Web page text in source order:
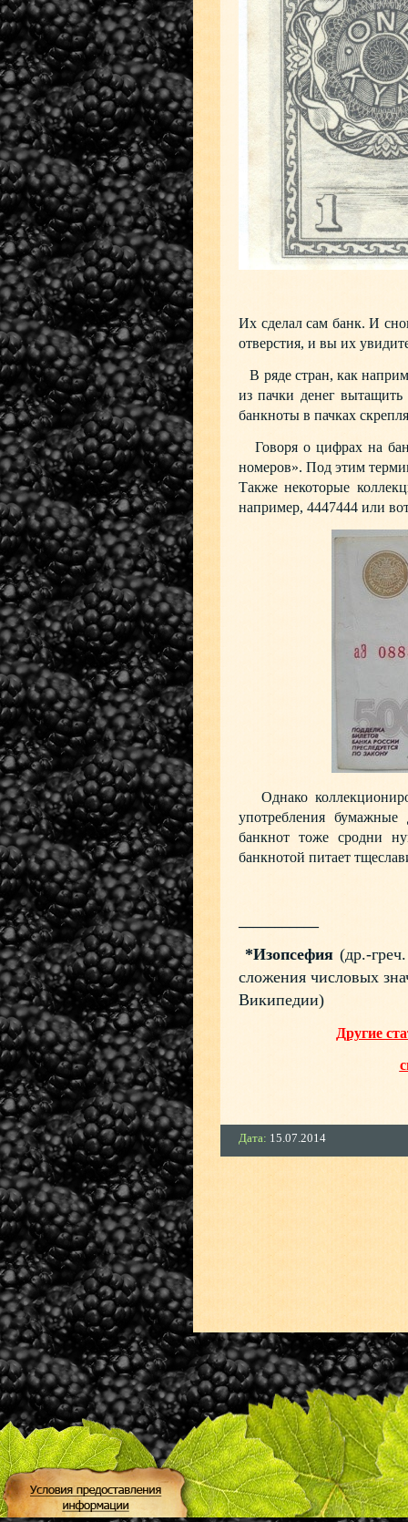
Их сделал сам банк. И
отверстия, и вы их
В ряде стран, как
из пачки денег
банкноты в пачках
Говоря о цифрах на
номеров». Под этим
Также некоторые
например, 4447444 или
Однако
употребления
банкнот тоже сродни
банкнотой питает
*Изопсефия(др.-
сложения числовых
Википедии)
Другие
Дата: 15.07.2014